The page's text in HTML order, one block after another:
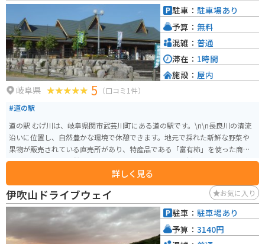
る場合、道の駅には広い駐車場が完備されているので安心です。長良川沿い
を走る国道156号線は、景色が良く、ツーリングに最適なルートです。
岐阜県 5 （口コミ1件）
#道の駅
道の駅 むげ川は、岐阜県関市武芸川町にある道の駅です。\n\n長良川の清流
沿いに位置し、自然豊かな環境で休憩できます。地元で採れた新鮮な野菜や
果物が販売されている直売所があり、特産品である「富有柿」を使った商品
も人気です。また、併設のレストランでは、地元産の食材を使った料理を楽
しむことができます。\n\nバイクで訪れる際は、長良川沿いの道を走るのが
おすすめです。道の駅周辺には、温泉施設やキャンプ場などもあり、ツーリ
ングの拠点としても最適です。
詳しく見る
駐車： 駐車場あり
予算： 無料
混雑： 普通
滞在： 1時間
施設： 屋内
伊吹山ドライブウェイ お気に入り
駐車： 駐車場あり
予算： 3140円